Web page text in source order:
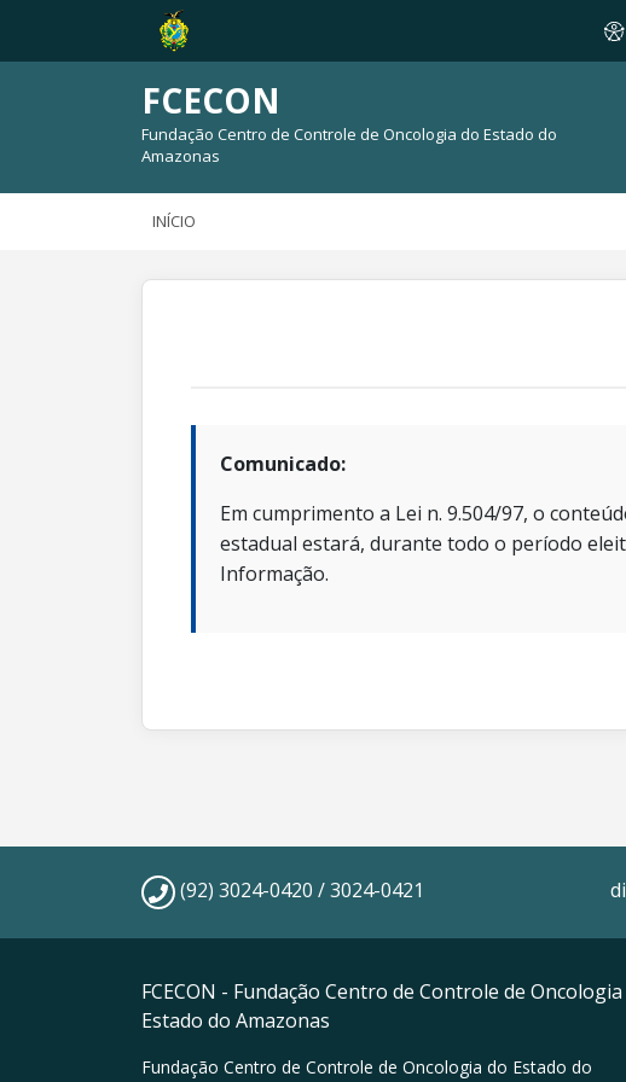
FCECON
Fundação Centro de Controle de Oncologia do Estado do
Amazonas
INÍCIO
Comunicado:
Em cumprimento a Lei n. 9.504/97, o
estadual estará, durante todo o período
Informação.
(92) 3024-0420 / 3024-0421
FCECON - Fundação Centro de Controle de
Estado do Amazonas
Fundação Centro de Controle de Oncologia do Estado do